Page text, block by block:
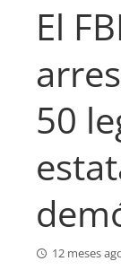
El
50
12 meses